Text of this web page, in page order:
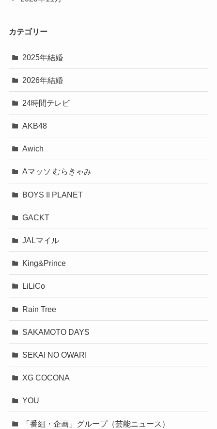
カテゴリー
2025年結婚
2026年結婚
24時間テレビ
AKB48
Awich
Aマッソ むらきゃみ
BOYS II PLANET
GACKT
JALマイル
King&Prince
LiLiCo
Rain Tree
SAKAMOTO DAYS
SEKAI NO OWARI
XG COCONA
YOU
「番組・企画」グループ（芸能ニュース）